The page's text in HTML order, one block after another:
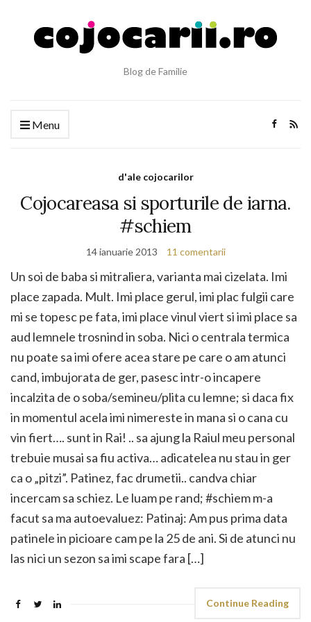
Blog de Familie
Menu
d'ale cojocarilor
Cojocareasa si sporturile de iarna.
#schiem
14 ianuarie 2013 11 comentarii
Un soi de baba si mitraliera, varianta mai cizelata. Imi
place zapada. Mult. Imi place gerul, imi plac fulgii care
mi se topesc pe fata, imi place vinul viert si imi place sa
aud lemnele trosnind in soba. Nici o centrala termica
nu poate sa imi ofere acea stare pe care o am atunci
cand, imbujorata de ger, pasesc intr-o incapere
incalzita de o soba/semineu/plita cu lemne; si daca fix
in momentul acela imi nimereste in mana si o cana cu
vin fiert…. sunt in Rai! .. sa ajung la Raiul meu personal
trebuie musai sa fiu activa… adicatelea nu stau in ger
ca o „pitzi”. Patinez, fac drumetii.. candva chiar
incercam sa schiez. Le luam pe rand; #schiem m-a
facut sa ma autoevaluez: Patinaj: Am pus prima data
patinele in picioare cam pe la 25 de ani. Si de atunci nu
las nici un sezon sa imi scape fara […]
Continue Reading